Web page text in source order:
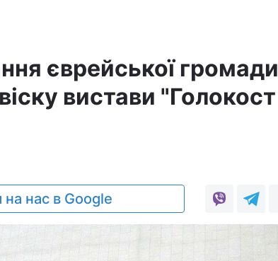
єврейської громади
вистави "Голокост
на нас в Google